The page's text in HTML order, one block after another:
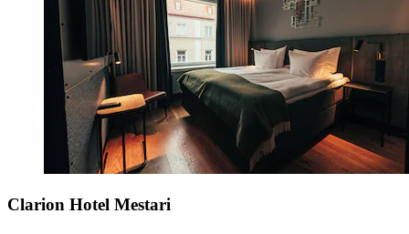
Clarion Hotel Mestari